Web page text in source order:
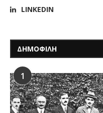
LINKEDIN
ΔΗΜΟΦΙΛΗ
1